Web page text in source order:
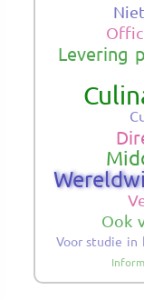
Levering
Ook
Voor studie in